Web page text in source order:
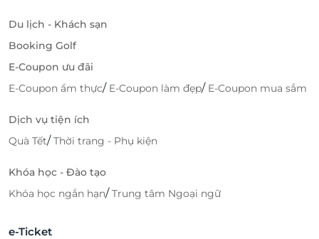
Du lịch - Khách sạn
Booking Golf
E-Coupon ưu đãi
E-Coupon ẩm thực/ E-Coupon làm đẹp/ E-Coupon mua sắm
Dịch vụ tiện ích
Quà Tết/Thời trang - Phụ kiện
Khóa học - Đào tạo
Khóa học ngắn hạn/Trung tâm Ngoại ngữ
e-Ticket